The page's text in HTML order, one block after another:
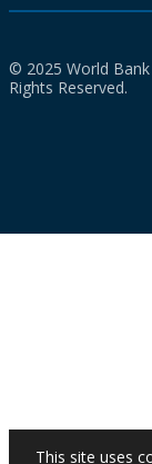
© 2025 World Bank
Rights Reserved.
This site uses